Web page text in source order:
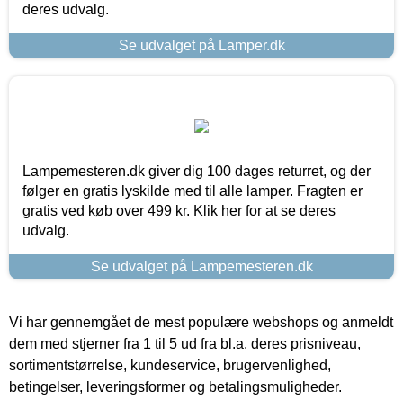
deres udvalg.
Se udvalget på Lamper.dk
Lampemesteren.dk giver dig 100 dages returret, og der
følger en gratis lyskilde med til alle lamper. Fragten er
gratis ved køb over 499 kr. Klik her for at se deres
udvalg.
Se udvalget på Lampemesteren.dk
Vi har gennemgået de mest populære webshops og anmeldt
dem med stjerner fra 1 til 5 ud fra bl.a. deres prisniveau,
sortimentstørrelse, kundeservice, brugervenlighed,
betingelser, leveringsformer og betalingsmuligheder.